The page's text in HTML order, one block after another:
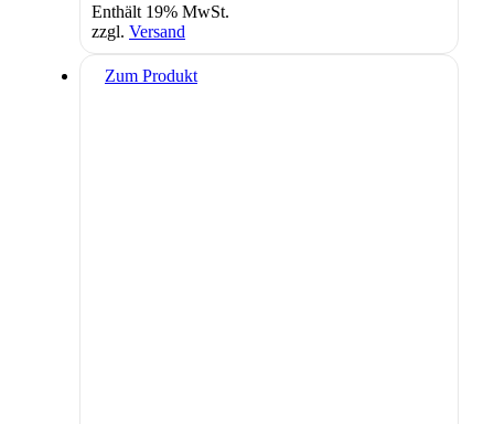
Enthält 19% MwSt.
zzgl. Versand
Zum Produkt